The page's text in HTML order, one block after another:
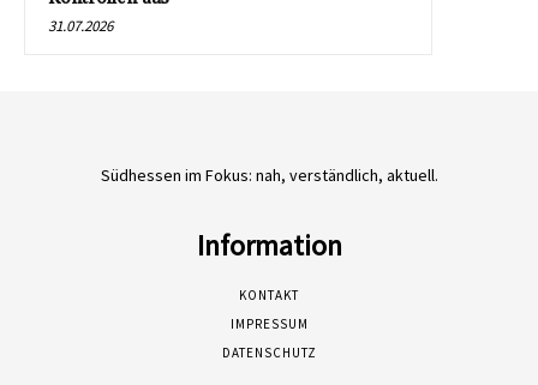
31.07.2026
Südhessen im Fokus: nah, verständlich, aktuell.
Information
KONTAKT
IMPRESSUM
DATENSCHUTZ